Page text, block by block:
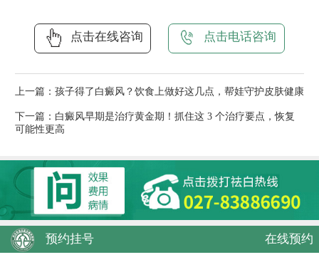
点击在线咨询 点击电话咨询
上一篇： 孩子得了白癜风？饮食上做好这几点，帮娃守护皮肤健康
下一篇： 白癜风早期是治疗黄金期！抓住这 3 个治疗要点，恢复
可能性更高
预约挂号 在线预约